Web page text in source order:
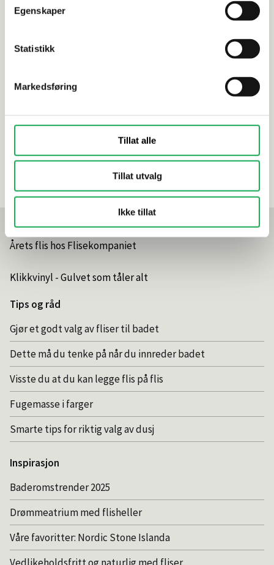
Egenskaper
Statistikk
Markedsføring
Tillat alle
Tillat utvalg
Ikke tillat
Produktinformasjon
Spesifikasjoner
Rengjøring og vedlikehold
Leveringsinformasjon
Dokumentasjon
Mest lest akkurat nå
Årets flis hos Flisekompaniet
Klikkvinyl - Gulvet som tåler alt
Tips og råd
Gjør et godt valg av fliser til badet
Dette må du tenke på når du innreder badet
Visste du at du kan legge flis på flis
Fugemasse i farger
Smarte tips for riktig valg av dusj
Inspirasjon
Baderomstrender 2025
Drømmeatrium med flisheller
Våre favoritter: Nordic Stone Islanda